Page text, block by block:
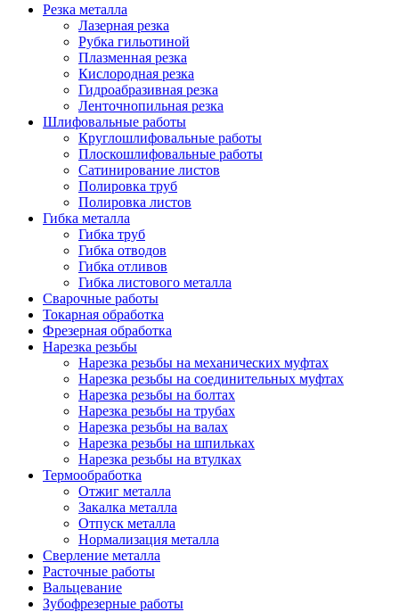
Резка металла
Лазерная резка
Рубка гильотиной
Плазменная резка
Кислородная резка
Гидроабразивная резка
Ленточнопильная резка
Шлифовальные работы
Круглошлифовальные работы
Плоскошлифовальные работы
Сатинирование листов
Полировка труб
Полировка листов
Гибка металла
Гибка труб
Гибка отводов
Гибка отливов
Гибка листового металла
Сварочные работы
Токарная обработка
Фрезерная обработка
Нарезка резьбы
Нарезка резьбы на механических муфтах
Нарезка резьбы на соединительных муфтах
Нарезка резьбы на болтах
Нарезка резьбы на трубах
Нарезка резьбы на валах
Нарезка резьбы на шпильках
Нарезка резьбы на втулках
Термообработка
Отжиг металла
Закалка металла
Отпуск металла
Нормализация металла
Сверление металла
Расточные работы
Вальцевание
Зубофрезерные работы